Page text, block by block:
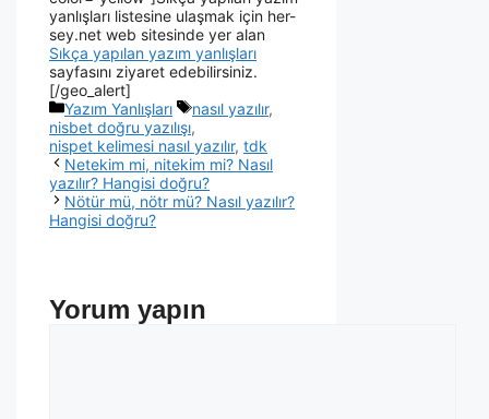
yanlışları listesine ulaşmak için her-
sey.net web sitesinde yer alan
Sıkça yapılan yazım yanlışları
sayfasını ziyaret edebilirsiniz.
[/geo_alert]
Yazım Yanlışları
nasıl yazılır,
nisbet doğru yazılışı,
nispet kelimesi nasıl yazılır, tdk
Netekim mi, nitekim mi? Nasıl
yazılır? Hangisi doğru?
Nötür mü, nötr mü? Nasıl yazılır?
Hangisi doğru?
Yorum yapın